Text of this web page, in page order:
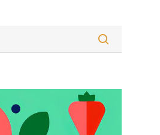
5 Porcji Warzyw,
Certyfikowany
Narodowe Badania
Konsumpcji Warzyw